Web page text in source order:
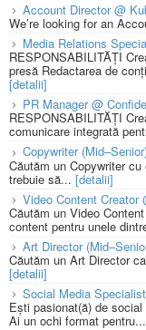
Account Director @
We’re looking for an
Media Relations
RESPONSABILITĂȚI
presă Redactarea de
[detalii]
PR Manager @
RESPONSABILITĂȚI
comunicare integrată
Copywriter
Căutăm un Copywriter
trebuie să... [detalii]
Video Content Creator
Căutăm un Video
content pentru unele
Art Director
Căutăm un Art Director
[detalii]
Social Media
Ești pasionat(ă) de
Ai un ochi format pentru...